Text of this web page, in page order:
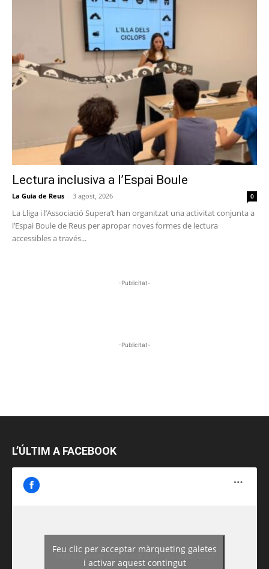
Lectura inclusiva a l’Espai Boule
La Guia de Reus - 3 agost, 2026 0
La Lliga i l’Associació Supera’t han organitzat una activitat conjunta a
l’Espai Boule de Reus per apropar noves formes de lectura
accessibles a través...
-Publicitat-
-Publicitat-
L’ÚLTIM A FACEBOOK
https://www.facebook.com/guiadereus/
Feu clic per acceptar màrqueting galetes
i activar aquest contingut